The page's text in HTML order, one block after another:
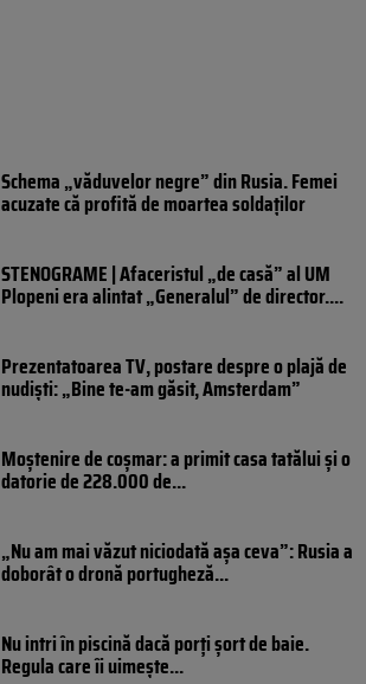
Schema „văduvelor negre” din Rusia. Femei
acuzate că profită de moartea soldaților
STENOGRAME | Afaceristul „de casă” al UM
Plopeni era alintat „Generalul” de director....
Prezentatoarea TV, postare despre o plajă de
nudiști: „Bine te-am găsit, Amsterdam”
Moștenire de coșmar: a primit casa tatălui și o
datorie de 228.000 de...
„Nu am mai văzut niciodată așa ceva”: Rusia a
doborât o dronă portugheză...
Nu intri în piscină dacă porți șort de baie.
Regula care îi uimește...